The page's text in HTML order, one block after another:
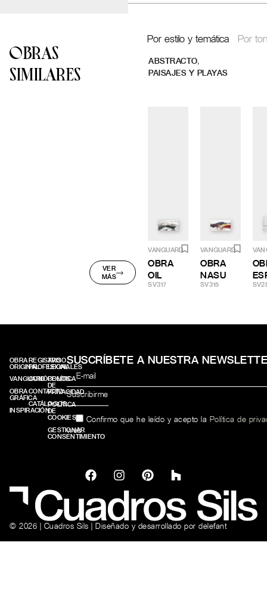
OBRAS
SIMILARES
VER
MÁS
Por estilo y temática Por
ABSTRACTO,
PAISAJES Y PLAYAS
VANGUARD
OBRA
OIL
SV317
VANGUARD
OBRA
NASU
SV315
OBRA
ORIGINAL
VANGUARD
OBRA
GRÁFICA
INSPIRACIÓN
REGISTRO
PROFESIONALES
CONÓCENOS
CONTACTO
CATÁLOGOS
AVISO
LEGAL
POLÍTICA
DE
PRIVACIDAD
POLÍTICA
DE
COOKIES
GESTIONAR
CONSENTIMIENTO
SUSCRÍBETE A NUESTRA
Confirmo que he leído y acepto la Política de
web.
© 2026 | Cuadros Sils | Diseñado y desarrollado por delefant